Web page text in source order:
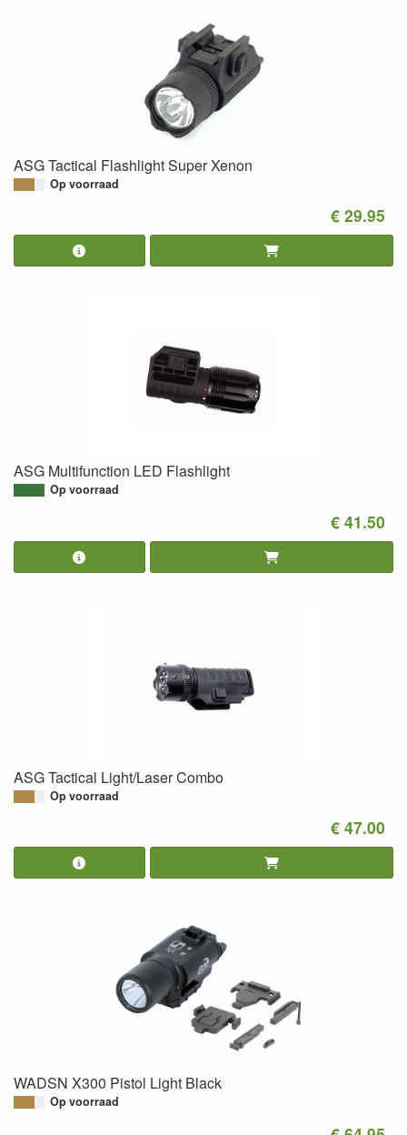
ASG Tactical Flashlight Super Xenon
Op voorraad
€ 29.95
ASG Multifunction LED Flashlight
Op voorraad
€ 41.50
ASG Tactical Light/Laser Combo
Op voorraad
€ 47.00
WADSN X300 Pistol Light Black
Op voorraad